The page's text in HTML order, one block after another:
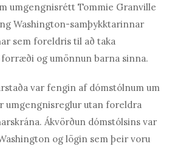
umgengnisrétt Tommie Granville
Washington-samþykktarinnar
sem foreldris til að taka
og umönnun barna sinna.
var fengin af dómstólnum um
umgengnisreglur utan foreldra
Ákvörðun dómstólsins var
og lögin sem þeir voru